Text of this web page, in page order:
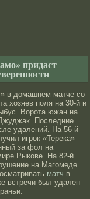
придаст
в домашнем матче со
хозяев поля на 30-й и
Ворота южан на
Последние
удалений. На 56-й
игрок «Терека»
за фол на
Рыкове. На 82-й
на Магомеде
матч в
встречи был удален